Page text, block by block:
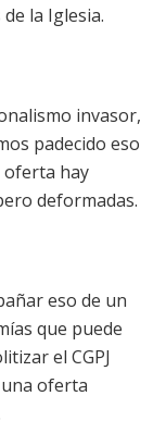
la Iglesia.
invasor,
padecido eso
oferta hay
deformadas.
eso de un
que puede
el CGPJ
oferta